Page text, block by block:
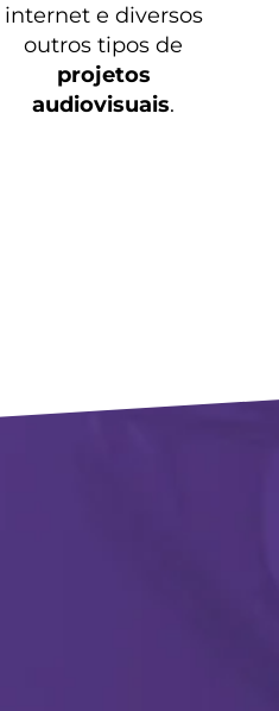
internet e diversos
outros tipos de
projetos
audiovisuais.